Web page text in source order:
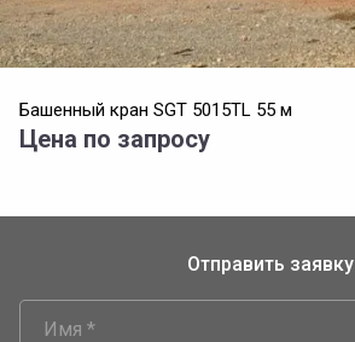
Башенный кран SGT 5015TL 55 м
Цена по запросу
Отправить заявку